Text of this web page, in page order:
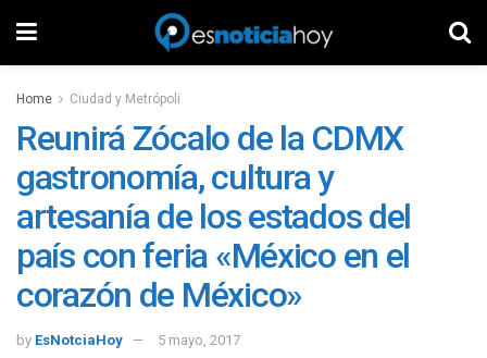
Home Ciudad y Metrópoli
Reunirá Zócalo de la CDMX
gastronomía, cultura y
artesanía de los estados del
país con feria «México en el
corazón de México»
by EsNotciaHoy 5 mayo, 2017